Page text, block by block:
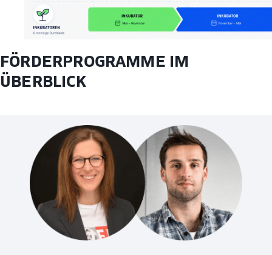
FÖRDERPROGRAMME IM
ÜBERBLICK